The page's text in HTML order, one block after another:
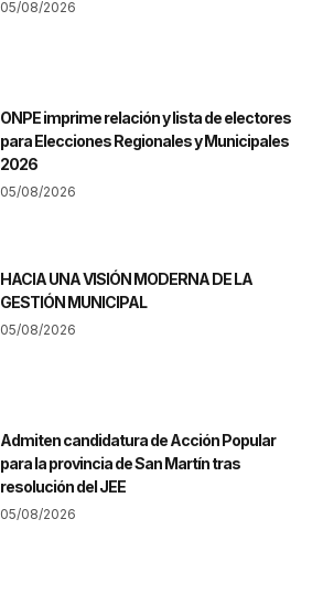
05/08/2026
ONPE imprime relación y lista de electores
para Elecciones Regionales y Municipales
2026
05/08/2026
HACIA UNA VISIÓN MODERNA DE LA
GESTIÓN MUNICIPAL
05/08/2026
Admiten candidatura de Acción Popular
para la provincia de San Martín tras
resolución del JEE
05/08/2026